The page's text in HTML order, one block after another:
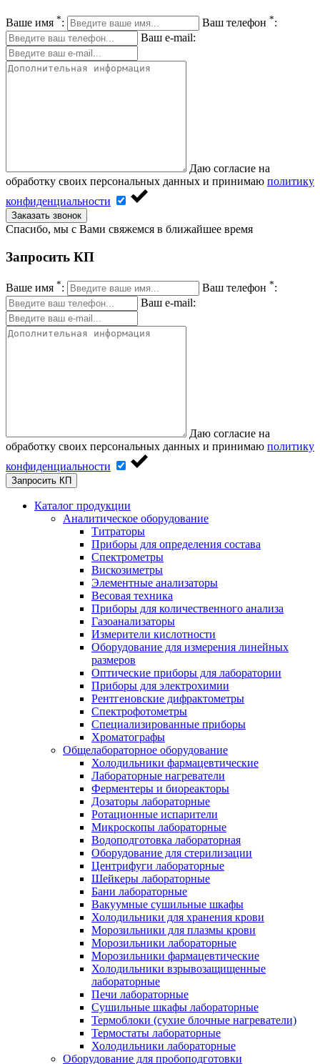
Ваше имя *: Ваш телефон *:
Ваш e-mail:
Даю согласие на
обработку своих персональных данных и принимаю политику
конфиденциальности
Заказать звонок
Спасибо, мы с Вами свяжемся в ближайшее время
Запросить КП
Ваше имя *: Ваш телефон *:
Ваш e-mail:
Даю согласие на
обработку своих персональных данных и принимаю политику
конфиденциальности
Запросить КП
Каталог продукции
Аналитическое оборудование
Титраторы
Приборы для определения состава
Спектрометры
Вискозиметры
Элементные анализаторы
Весовая техника
Приборы для количественного анализа
Газоанализаторы
Измерители кислотности
Оборудование для измерения линейных
размеров
Оптические приборы для лаборатории
Приборы для электрохимии
Рентгеновские дифрактометры
Спектрофотометры
Специализированные приборы
Хроматографы
Общелабораторное оборудование
Холодильники фармацевтические
Лабораторные нагреватели
Ферментеры и биореакторы
Дозаторы лабораторные
Ротационные испарители
Микроскопы лабораторные
Водоподготовка лабораторная
Оборудование для стерилизации
Центрифуги лабораторные
Шейкеры лабораторные
Бани лабораторные
Вакуумные сушильные шкафы
Холодильники для хранения крови
Морозильники для плазмы крови
Морозильники лабораторные
Морозильники фармацевтические
Холодильники взрывозащищенные
лабораторные
Печи лабораторные
Сушильные шкафы лабораторные
Термоблоки (сухие блочные нагреватели)
Термостаты лабораторные
Холодильники лабораторные
Оборудование для пробоподготовки